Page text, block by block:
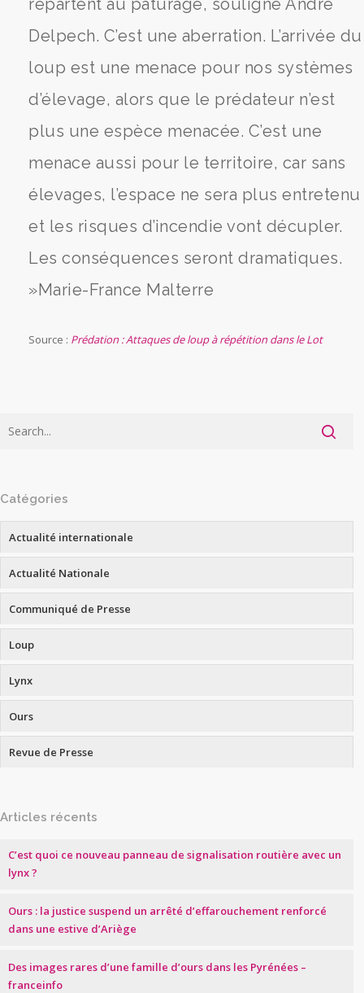
repartent au pâturage, souligne André
Delpech. C’est une aberration. L’arrivée du
loup est une menace pour nos systèmes
d’élevage, alors que le prédateur n’est
plus une espèce menacée. C’est une
menace aussi pour le territoire, car sans
élevages, l’espace ne sera plus entretenu
et les risques d’incendie vont décupler.
Les conséquences seront dramatiques.
»Marie-France Malterre
Source : Prédation : Attaques de loup à répétition dans le Lot
Catégories
Actualité internationale
Actualité Nationale
Communiqué de Presse
Loup
Lynx
Ours
Revue de Presse
Articles récents
C’est quoi ce nouveau panneau de signalisation routière avec un
lynx ?
Ours : la justice suspend un arrêté d’effarouchement renforcé
dans une estive d’Ariège
Des images rares d’une famille d’ours dans les Pyrénées –
franceinfo